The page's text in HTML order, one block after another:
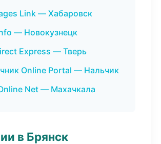
Link — Хабаровск
— Новокузнецк
Express — Тверь
Online Portal — Нальчик
Net — Махачкала
в Брянск